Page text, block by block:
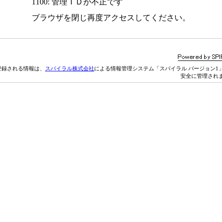
1100: 管理ＩＤが不正です
ブラウザを閉じ再度アクセスしてください。
される情報は、 スパイラル株式会社による情報管理システム「スパイラル バージョン1
安全に管理され